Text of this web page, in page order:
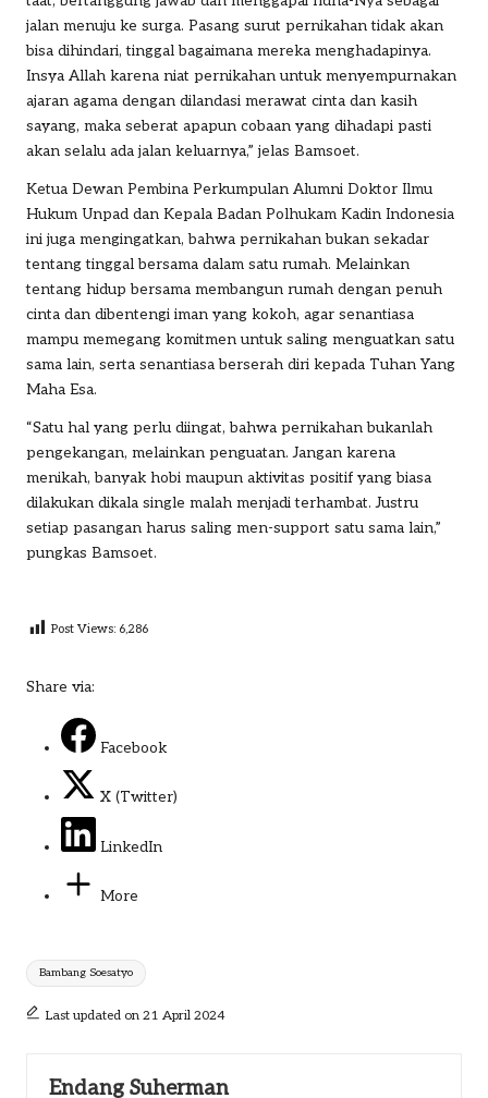
jalan menuju ke surga. Pasang surut pernikahan tidak akan
bisa dihindari, tinggal bagaimana mereka menghadapinya.
Insya Allah karena niat pernikahan untuk menyempurnakan
ajaran agama dengan dilandasi merawat cinta dan kasih
sayang, maka seberat apapun cobaan yang dihadapi pasti
akan selalu ada jalan keluarnya,” jelas Bamsoet.
Ketua Dewan Pembina Perkumpulan Alumni Doktor Ilmu
Hukum Unpad dan Kepala Badan Polhukam Kadin Indonesia
ini juga mengingatkan, bahwa pernikahan bukan sekadar
tentang tinggal bersama dalam satu rumah. Melainkan
tentang hidup bersama membangun rumah dengan penuh
cinta dan dibentengi iman yang kokoh, agar senantiasa
mampu memegang komitmen untuk saling menguatkan satu
sama lain, serta senantiasa berserah diri kepada Tuhan Yang
Maha Esa.
“Satu hal yang perlu diingat, bahwa pernikahan bukanlah
pengekangan, melainkan penguatan. Jangan karena
menikah, banyak hobi maupun aktivitas positif yang biasa
dilakukan dikala single malah menjadi terhambat. Justru
setiap pasangan harus saling men-support satu sama lain,”
pungkas Bamsoet.
Post Views: 6,286
Share via:
Facebook
X (Twitter)
LinkedIn
More
Tags:
Bambang Soesatyo
Last updated on 21 April 2024
Endang Suherman